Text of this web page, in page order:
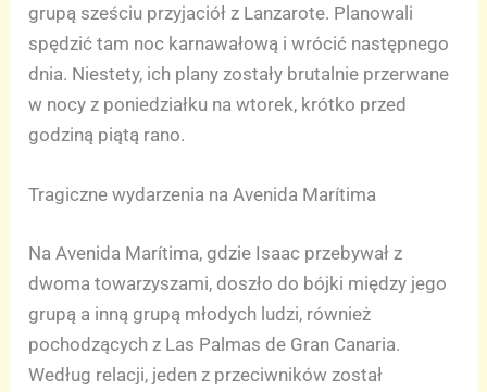
grupą sześciu przyjaciół z Lanzarote. Planowali
spędzić tam noc karnawałową i wrócić następnego
dnia. Niestety, ich plany zostały brutalnie przerwane
w nocy z poniedziałku na wtorek, krótko przed
godziną piątą rano.
Tragiczne wydarzenia na Avenida Marítima
Na Avenida Marítima, gdzie Isaac przebywał z
dwoma towarzyszami, doszło do bójki między jego
grupą a inną grupą młodych ludzi, również
pochodzących z Las Palmas de Gran Canaria.
Według relacji, jeden z przeciwników został